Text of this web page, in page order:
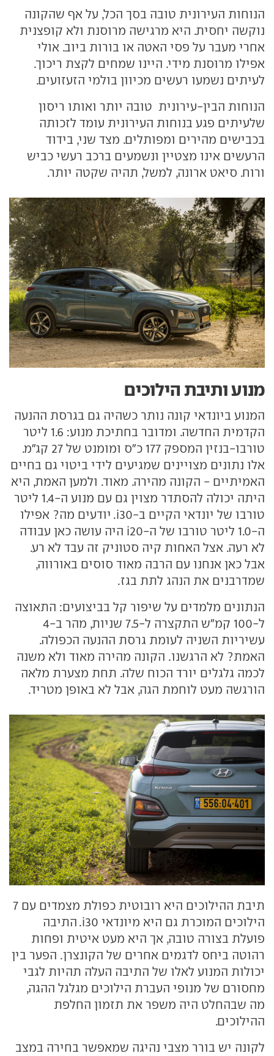
הנוחות העירונית טובה בסך הכל, על אף שהקונה
נוקשה יחסית. היא מרגישה מרוסנת ולא קופצנית
אחרי מעבר על פסי האטה או בורות ביוב. אולי
אפילו מרוסנת מידי. היינו שמחים לקצת ריכוך.
לעיתים נשמעו רעשים מכיוון בולמי הזעזועים.
הנוחות הבין-עירונית טובה יותר ואותו ריסון
שלעיתים פגע בנוחות העירונית עומד לזכותה
בכבישים מהירים ומפותלים. מצד שני, בידוד
הרעשים אינו מצטיין ונשמעים ברכב רעשי כביש
ורוח. סיאט ארונה, למשל, תהיה שקטה יותר.
מנוע ותיבת הילוכים
המנוע ביונדאי קונה נותר כשהיה גם בגרסת ההנעה
הקדמית החדשה. ומדובר בחתיכת מנוע: 1.6 ליטר
טורבו-בנזין המספק 177 כ"ס ומומנט של 27 קג"מ.
אלו נתונים מצויינים שמגיעים לידי ביטוי גם בחיים
האמיתיים - הקונה מהירה. מאוד. ולמען האמת, היא
היתה יכולה להסתדר מצוין גם עם מנוע ה-1.4 ליטר
טורבו של יונדאי הקיים ב-i30. יודעים מה? אפילו
ה-1.0 ליטר טורבו של ה-i20 היה עושה כאן עבודה
לא רעה. אצל האחות קיה סטוניק זה עבד לא רע.
אבל כאן אנחנו עם הרבה מאוד סוסים באורווה,
שמדרבנים את הנהג לתת בגז.
הנתונים מלמדים על שיפור קל בביצועים: התאוצה
ל-100 קמ"ש התקצרה ל-7.5 שניות, מהר ב-4
עשיריות השניה לעומת גרסת ההנעה הכפולה.
האמת? לא הרגשנו. הקונה מהירה מאוד ולא משנה
לכמה גלגלים יורד הכוח שלה. תחת מצערת מלאה
הורגשה מעט לוחמת הגה, אבל לא באופן מטריד.
תיבת ההילוכים היא רובוטית כפולת מצמדים עם 7
הילוכים המוכרת גם היא מיונדאי i30. התיבה
פועלת בצורה טובה, אך היא מעט איטית ופחות
רהוטה ביחס לדגמים אחרים של הקונצרן. הפער בין
יכולות המנוע לאלו של התיבה העלה תהיות לגבי
מחסורם של מנופי העברת הילוכים מגלגל ההגה,
מה שבהחלט היה משפר את תזמון החלפת
ההילוכים.
לקונה יש בורר מצבי נהיגה שמאפשר בחירה במצב